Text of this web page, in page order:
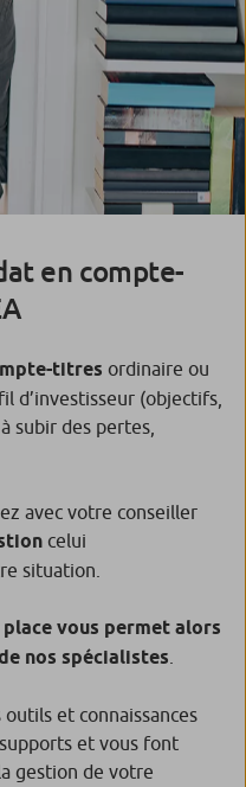
en compte-
titres ordinaire ou
d’investisseur (objectifs,
subir des pertes,
avec votre conseiller
celui
situation.
vous permet alors
nos spécialistes
et connaissances
et vous font
gestion de votre